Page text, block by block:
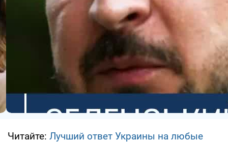
Читайте: Лучший ответ Украины на любые